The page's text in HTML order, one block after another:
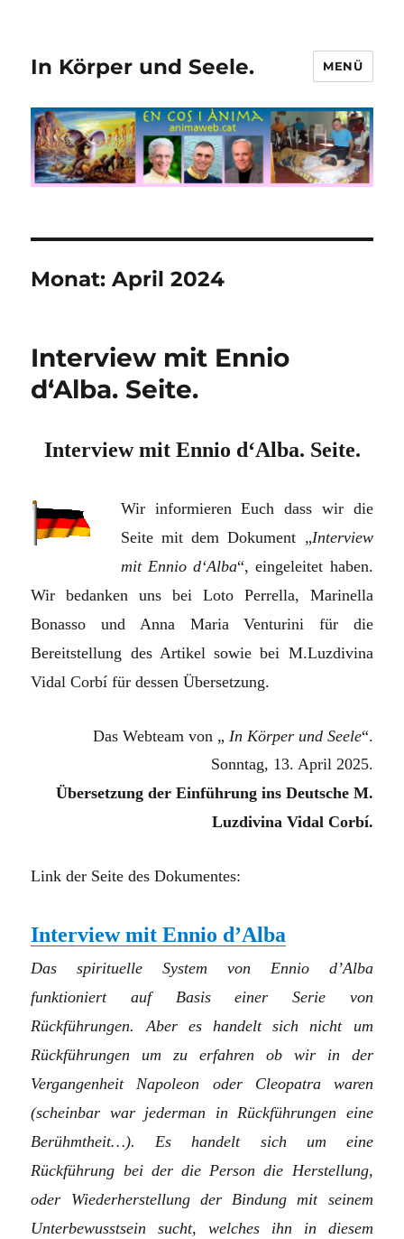
In Körper und Seele. MENÜ
Monat:April 2024
Interview mit Ennio
d‘Alba. Seite.
Interview mit Ennio d‘Alba. Seite.
Wir informieren Euch dass wir die
Seite mit dem Dokument „Interview
mit Ennio d‘Alba“,eingeleitet haben.
Wir bedanken uns bei Loto Perrella, Marinella
Bonasso und Anna Maria Venturini für die
Bereitstellung des Artikel sowie bei M.Luzdivina
Vidal Corbí für dessen Übersetzung.
Das Webteam von „ In Körper und Seele“.
Sonntag, 13. April 2025.
Übersetzung der Einführung ins Deutsche M.
Luzdivina Vidal Corbí.
Link der Seite des Dokumentes:
Interview mit Ennio d’Alba
Das spirituelle System von Ennio d’Alba
funktioniert auf Basis einer Serie von
Rückführungen. Aber es handelt sich nicht um
Rückführungen um zu erfahren ob wir in der
Vergangenheit Napoleon oder Cleopatra waren
(scheinbar war jederman in Rückführungen eine
Berühmtheit…). Es handelt sich um eine
Rückführung bei der die Person die Herstellung,
oder Wiederherstellung der Bindung mit seinem
Unterbewusstsein sucht, welches ihn in diesem